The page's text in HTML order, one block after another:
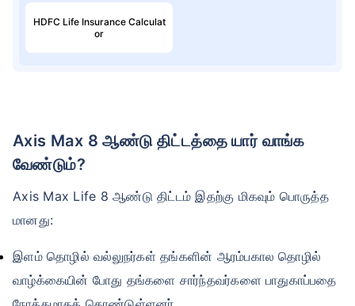
HDFC Life Insurance Calculat
or
Axis Max 8 ஆண்டு திட்டத்தை யார் வாங்க
வேண்டும்?
Axis Max Life 8 ஆண்டு திட்டம் இதற்கு மிகவும் பொருத்த
மானது:
இளம் தொழில் வல்லுநர்கள் தங்களின் ஆரம்பகால தொழில்
வாழ்க்கையின் போது தங்களை சார்ந்தவர்களை பாதுகாப்பதை
24 வயது 34 வயது
44 வயது